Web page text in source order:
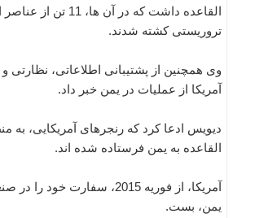
القاعده داشت که در آن ها، 11
تروریستی کشته شدند.
وی همچنین از پشتیبانی اطلاعاتی، نظارتی
آمریکا از عملیات در یمن خبر داد.
دیویس ادعا کرد که رنجرهای آمریکایی، به
القاعده به یمن فرستاده شده اند.
آمریکا، از فوریه 2015، سفارت خود
یمن، بست.